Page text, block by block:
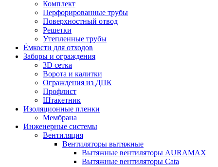
Комплект
Перфорированные трубы
Поверхностный отвод
Решетки
Утепленные трубы
Ёмкости для отходов
Заборы и ограждения
3D сетка
Ворота и калитки
Ограждения из ДПК
Профлист
Штакетник
Изоляционные пленки
Мембрана
Инженерные системы
Вентиляция
Вентиляторы вытяжные
Вытяжные вентиляторы AURAMAX
Вытяжные вентиляторы Cata